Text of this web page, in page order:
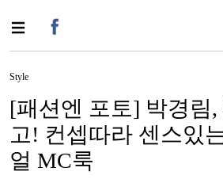
Style
[패션엔 포토] 박경림
고! 컨셉따라 센스있
얼 MC룩